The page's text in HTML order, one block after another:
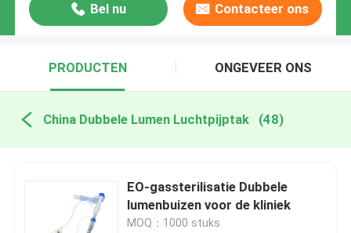
Bel nu Contacteer ons
PRODUCTEN ONGEVEER ONS
China Dubbele Lumen Luchtpijptak (48)
EO-gassterilisatie Dubbele
lumenbuizen voor de kliniek
MOQ：1000 stuks